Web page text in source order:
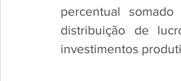
percentual
distribuição de
investimentos